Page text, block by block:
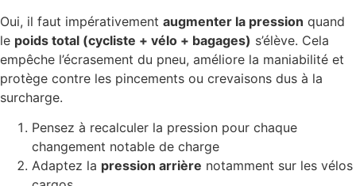
Oui, il faut impérativement augmenter la pression quand
le poids total (cycliste + vélo + bagages) s’élève. Cela
empêche l’écrasement du pneu, améliore la maniabilité et
protège contre les pincements ou crevaisons dus à la
surcharge.
Pensez à recalculer la pression pour chaque
changement notable de charge
Adaptez la pression arrière notamment sur les vélos